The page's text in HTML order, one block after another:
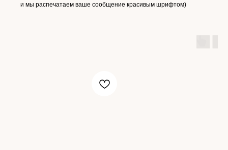
и мы распечатаем ваше сообщение красивым шрифтом)